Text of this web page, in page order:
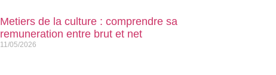
Metiers de la culture : comprendre sa
remuneration entre brut et net
11/05/2026